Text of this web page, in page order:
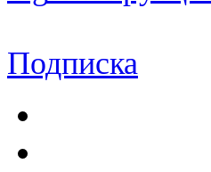
Подписка